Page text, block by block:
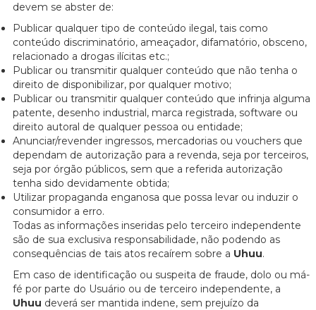
devem se abster de:
Publicar qualquer tipo de conteúdo ilegal, tais como
conteúdo discriminatório, ameaçador, difamatório, obsceno,
relacionado a drogas ilícitas etc.;
Publicar ou transmitir qualquer conteúdo que não tenha o
direito de disponibilizar, por qualquer motivo;
Publicar ou transmitir qualquer conteúdo que infrinja alguma
patente, desenho industrial, marca registrada, software ou
direito autoral de qualquer pessoa ou entidade;
Anunciar/revender ingressos, mercadorias ou vouchers que
dependam de autorização para a revenda, seja por terceiros,
seja por órgão públicos, sem que a referida autorização
tenha sido devidamente obtida;
Utilizar propaganda enganosa que possa levar ou induzir o
consumidor a erro.
Todas as informações inseridas pelo terceiro independente
são de sua exclusiva responsabilidade, não podendo as
consequências de tais atos recaírem sobre a Uhuu.
Em caso de identificação ou suspeita de fraude, dolo ou má-
fé por parte do Usuário ou de terceiro independente, a
Uhuu deverá ser mantida indene, sem prejuízo da